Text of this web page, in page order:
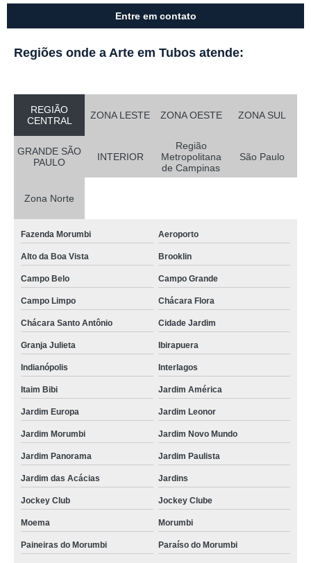
Entre em contato
Regiões onde a Arte em Tubos atende:
REGIÃO
CENTRAL
ZONA LESTE ZONA OESTE ZONA SUL
GRANDE SÃO
PAULO
INTERIOR
Região
Metropolitana
de Campinas
São Paulo
Zona Norte
Fazenda Morumbi Aeroporto
Alto da Boa Vista Brooklin
Campo Belo Campo Grande
Campo Limpo Chácara Flora
Chácara Santo Antônio Cidade Jardim
Granja Julieta Ibirapuera
Indianópolis Interlagos
Itaim Bibi Jardim América
Jardim Europa Jardim Leonor
Jardim Morumbi Jardim Novo Mundo
Jardim Panorama Jardim Paulista
Jardim das Acácias Jardins
Jockey Club Jockey Clube
Moema Morumbi
Paineiras do Morumbi Paraíso do Morumbi